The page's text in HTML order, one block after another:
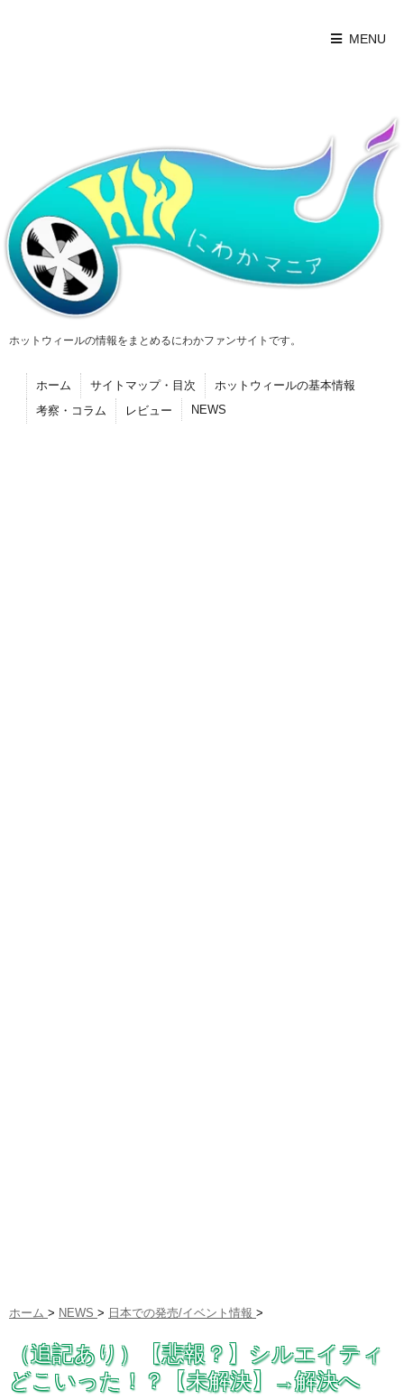
MENU
ホットウィールの情報をまとめるにわかファンサイトです。
ホーム サイトマップ・目次
ホットウィールの基本情報
考察・コラム
レビュー NEWS
ホーム > NEWS > 日本での発売/イベント情報 >
（追記あり）【悲報？】シルエイティ
どこいった！？【未解決】→解決へ